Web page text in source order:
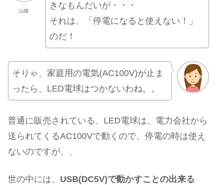
山猫
きなもんだいが・・・
それは、「停電になると使えない！」
のだ！
そりゃ、家庭用の電気(AC100V)が止ま
ったら、LED電球はつかないわね。。
普通に販売されている、LED電球は、電力会社から
送られてくるAC100Vで動くので、停電の時は使え
ないのですが、、
世の中には、 USB(DC5V)で動かすことの出来る